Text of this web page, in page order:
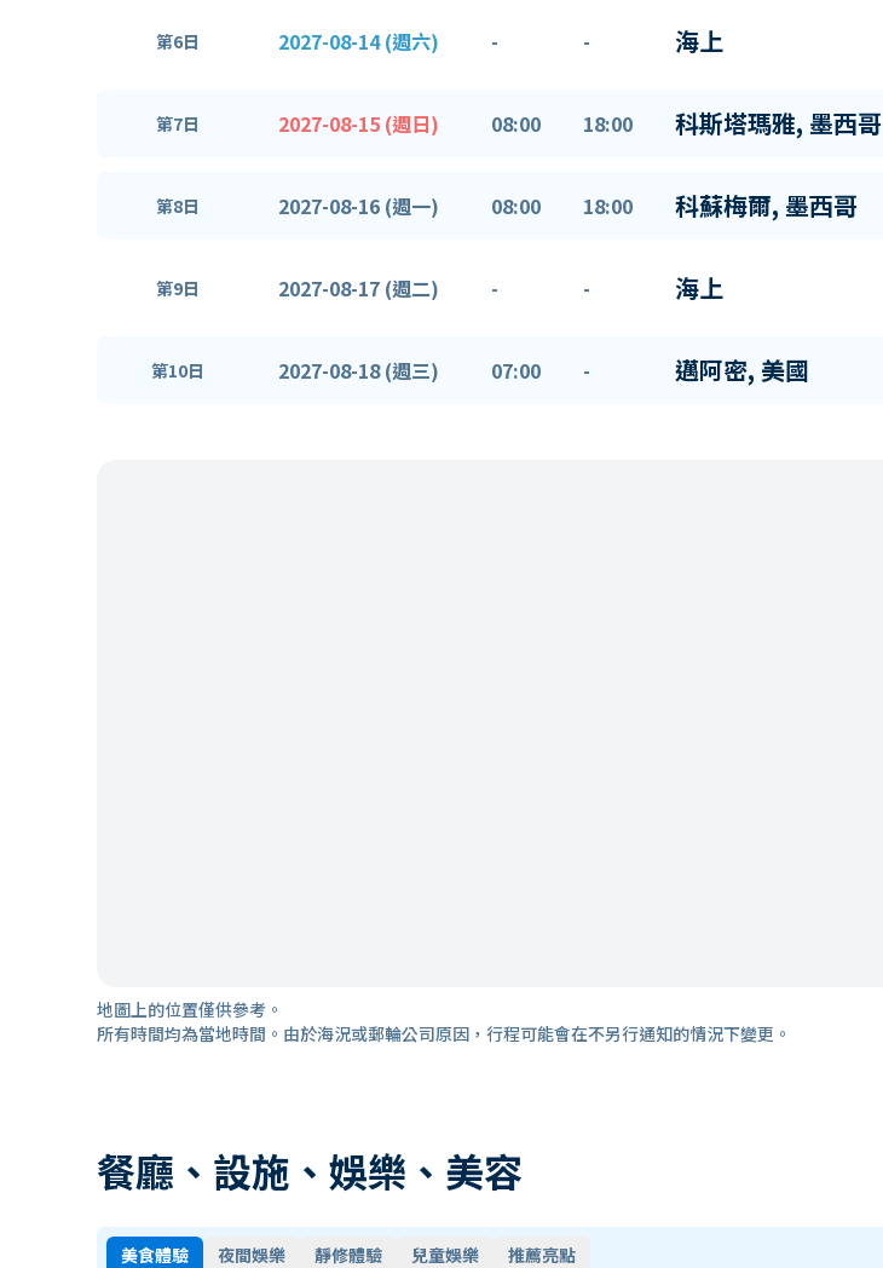
第6日 2027-08-14 (週六) - - 海上
第7日 2027-08-15 (週日) 08:00 18:00 科斯塔瑪雅, 墨西哥
第8日 2027-08-16 (週一) 08:00 18:00 科蘇梅爾, 墨西哥
第9日 2027-08-17 (週二) - - 海上
第10日 2027-08-18 (週三) 07:00 - 邁阿密, 美國
地圖上的位置僅供參考。
所有時間均為當地時間。由於海況或郵輪公司原因，行程可能會在不另行通知的情況下變更。
餐廳、設施、娛樂、美容
美食體驗 夜間娛樂 靜修體驗 兒童娛樂 推薦亮點